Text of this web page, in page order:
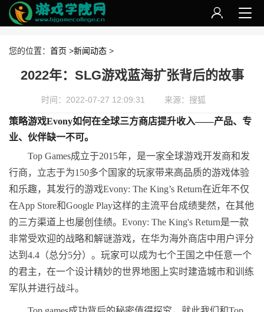
您的位置： 首页 >新闻动态 >
2022年：SLG游戏蓝海扩张背后的故事
时间：2022-07-27 12:09:31 来源：搜狐
策略游戏Evony如何在全球三方商店提升收入——产品、专
业、伙伴缺一不可。
Top Games成立于2015年，是一家全球游戏开发商和发
行商，立志于为150多个国家的玩家带来高品质的游戏体验
和乐趣，其发行的游戏Evony: The King’s Return在近年不仅
在App Store和Google Play这样的主流平台成绩斐然，在其他
的三方渠道上也屡创佳绩。Evony: The King's Return是一款
非常受欢迎的战略和解谜游戏，在华为海外商店中用户评分
达到4.4（总分5分）。玩家可以成为七个王国之中任意一个
的君主，在一个设计精妙的世界地图上实时建造城市和训练
军队并进行战斗。